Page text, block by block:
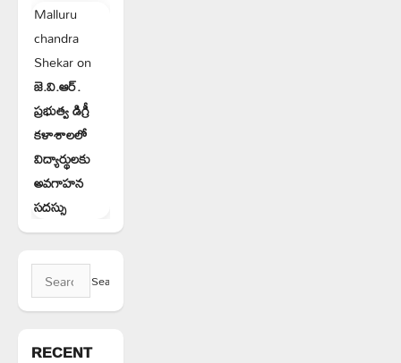
Malluru
chandra
Shekaron
జె.వి.ఆర్.
ప్రభుత్వ డిగ్రీ
కళాశాలలో
విద్యార్థులకు
అవగాహన
సదస్సు
Search
for:
RECENT